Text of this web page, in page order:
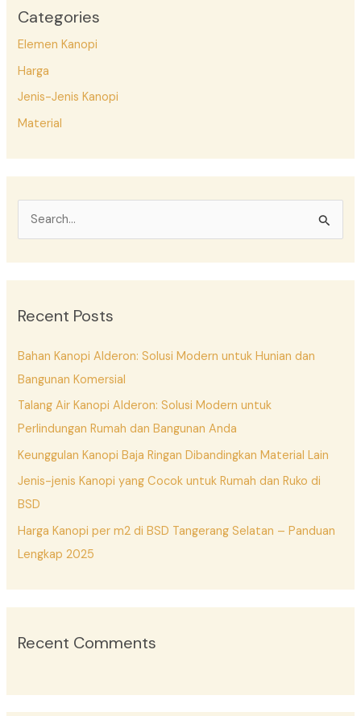
Categories
Elemen Kanopi
Harga
Jenis-Jenis Kanopi
Material
c
f
o
r
:
Recent Posts
Bahan Kanopi Alderon: Solusi Modern untuk Hunian dan
Bangunan Komersial
Talang Air Kanopi Alderon: Solusi Modern untuk
Perlindungan Rumah dan Bangunan Anda
Keunggulan Kanopi Baja Ringan Dibandingkan Material Lain
Jenis-jenis Kanopi yang Cocok untuk Rumah dan Ruko di
BSD
Harga Kanopi per m2 di BSD Tangerang Selatan – Panduan
Lengkap 2025
Recent Comments